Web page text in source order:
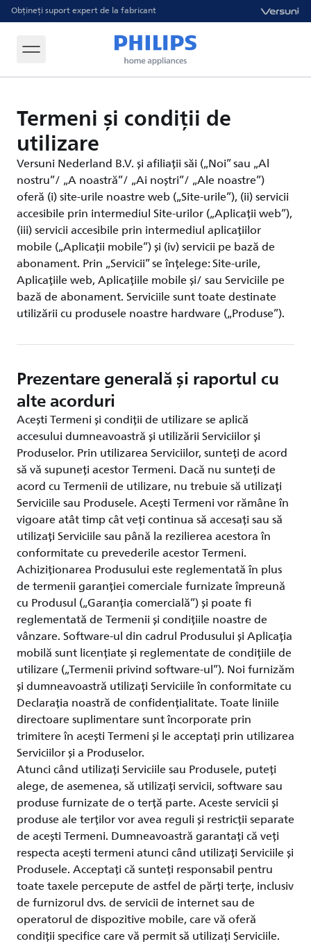
Obțineți suport expert de la fabricant
Termeni și condiții de
utilizare
Versuni Nederland B.V. și afiliații săi („Noi” sau „Al
nostru”/ „A noastră”/ „Ai noștri”/ „Ale noastre”)
oferă (i) site-urile noastre web („Site-urile”), (ii) servicii
accesibile prin intermediul Site-urilor („Aplicații web”),
(iii) servicii accesibile prin intermediul aplicațiilor
mobile („Aplicații mobile”) și (iv) servicii pe bază de
abonament. Prin „Servicii” se înțelege: Site-urile,
Aplicațiile web, Aplicațiile mobile și/ sau Serviciile pe
bază de abonament. Serviciile sunt toate destinate
utilizării cu produsele noastre hardware („Produse”).
Prezentare generală și raportul cu
alte acorduri
Acești Termeni și condiții de utilizare se aplică
accesului dumneavoastră și utilizării Serviciilor și
Produselor. Prin utilizarea Serviciilor, sunteți de acord
să vă supuneți acestor Termeni. Dacă nu sunteți de
acord cu Termenii de utilizare, nu trebuie să utilizați
Serviciile sau Produsele. Acești Termeni vor rămâne în
vigoare atât timp cât veți continua să accesați sau să
utilizați Serviciile sau până la rezilierea acestora în
conformitate cu prevederile acestor Termeni.
Achiziționarea Produsului este reglementată în plus
de termenii garanției comerciale furnizate împreună
cu Produsul („Garanția comercială”) și poate fi
reglementată de Termenii și condițiile noastre de
vânzare. Software-ul din cadrul Produsului și Aplicația
mobilă sunt licențiate și reglementate de condițiile de
utilizare („Termenii privind software-ul”). Noi furnizăm
și dumneavoastră utilizați Serviciile în conformitate cu
Declarația noastră de confidențialitate. Toate liniile
directoare suplimentare sunt încorporate prin
trimitere în acești Termeni și le acceptați prin utilizarea
Serviciilor și a Produselor.
Atunci când utilizați Serviciile sau Produsele, puteți
alege, de asemenea, să utilizați servicii, software sau
produse furnizate de o terță parte. Aceste servicii și
produse ale terților vor avea reguli și restricții separate
de acești Termeni. Dumneavoastră garantați că veți
respecta acești termeni atunci când utilizați Serviciile și
Produsele. Acceptați că sunteți responsabil pentru
toate taxele percepute de astfel de părți terțe, inclusiv
de furnizorul dvs. de servicii de internet sau de
operatorul de dispozitive mobile, care vă oferă
condiții specifice care vă permit să utilizați Serviciile.